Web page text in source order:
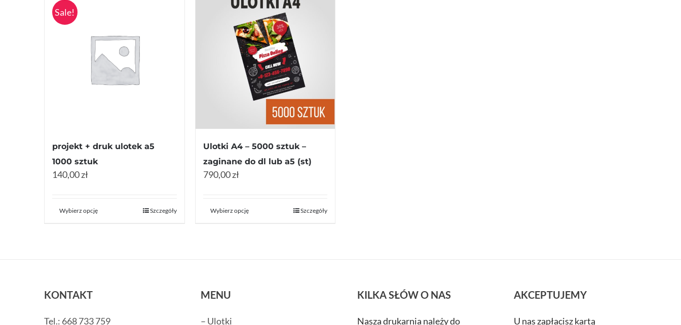
Sale!
projekt + druk ulotek a5
1000 sztuk
140,00 zł
Wybierz opcję Szczegóły
Ulotki A4 – 5000 sztuk –
zaginane do dl lub a5 (st)
790,00 zł
Wybierz opcję Szczegóły
KONTAKT
Tel.: 668 733 759
MENU
– Ulotki
KILKA SŁÓW O NAS
Nasza drukarnia należy do
AKCEPTUJEMY
U nas zapłacisz kartą